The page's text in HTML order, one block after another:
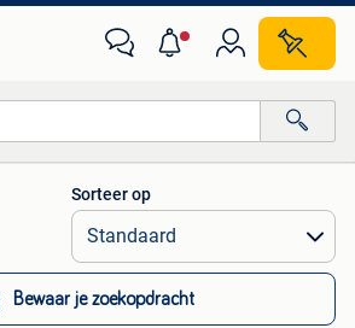
Alle afstanden…
Sorteer op
Bewaar je zoekopdracht